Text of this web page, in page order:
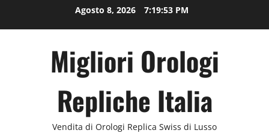
Agosto 8, 2026 7:19:54 PM
Migliori Orologi
Repliche Italia
Vendita di Orologi Replica Swiss di Lusso